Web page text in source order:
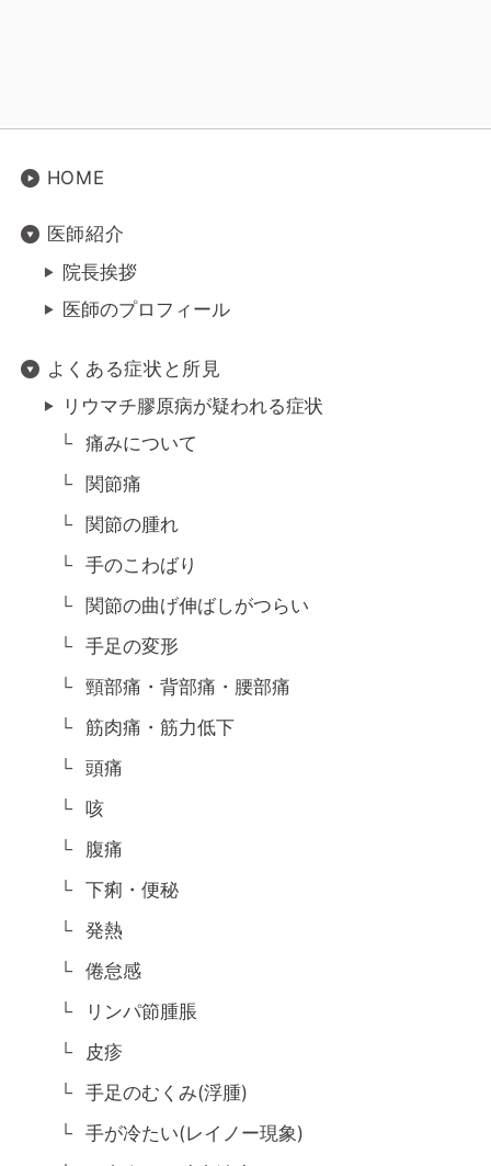
HOME
医師紹介
院長挨拶
医師のプロフィール
よくある症状と所見
リウマチ膠原病が疑われる症状
痛みについて
関節痛
関節の腫れ
手のこわばり
関節の曲げ伸ばしがつらい
手足の変形
頸部痛・背部痛・腰部痛
筋肉痛・筋力低下
頭痛
咳
腹痛
下痢・便秘
発熱
倦怠感
リンパ節腫脹
皮疹
手足のむくみ(浮腫)
手が冷たい(レイノー現象)